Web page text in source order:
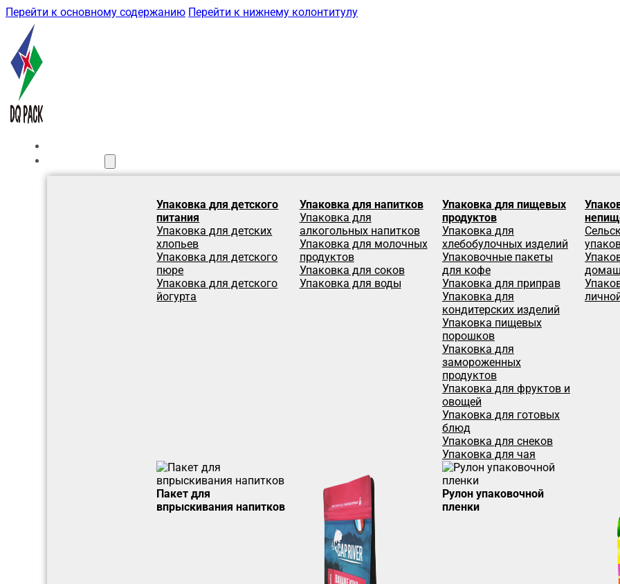
Перейти к основному содержанию Перейти к нижнему колонтитулу
Упаковка для детского
питания
Упаковка для детских
хлопьев
Упаковка для детского
пюре
Упаковка для детского
йогурта
Упаковка для напитков
Упаковка для
алкогольных напитков
Упаковка для молочных
продуктов
Упаковка для соков
Упаковка для воды
Упаковка для пищевых
продуктов
Упаковка для
хлебобулочных изделий
Упаковочные пакеты
для кофе
Упаковка для приправ
Упаковка для
кондитерских изделий
Упаковка пищевых
порошков
Упаковка для
замороженных
продуктов
Упаковка для фруктов и
овощей
Упаковка для готовых
блюд
Упаковка для снеков
Упаковка для чая
Пакет для
впрыскивания напитков
Рулон упаковочной
пленки